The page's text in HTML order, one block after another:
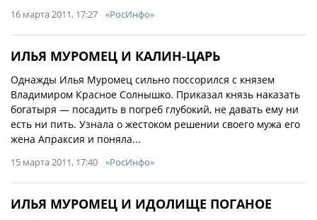
16 марта 2011, 17:27 «РосИнфо»
ИЛЬЯ МУРОМЕЦ И КАЛИН-ЦАРЬ
Однажды Илья Муромец сильно поссорился с князем
Владимиром Красное Солнышко. Приказал князь наказать
богатыря — посадить в погреб глубокий, не давать ему ни
есть ни пить. Узнала о жестоком решении своего мужа его
жена Апраксия и поняла...
15 марта 2011, 17:40 «РосИнфо»
ИЛЬЯ МУРОМЕЦ И ИДОЛИЩЕ ПОГАНОЕ